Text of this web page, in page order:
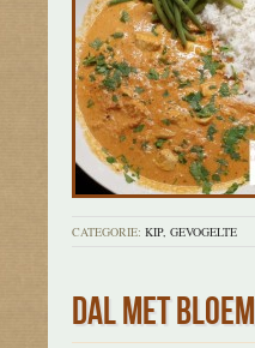
CATEGORIE: KIP, GEVOGELTE
DAL MET